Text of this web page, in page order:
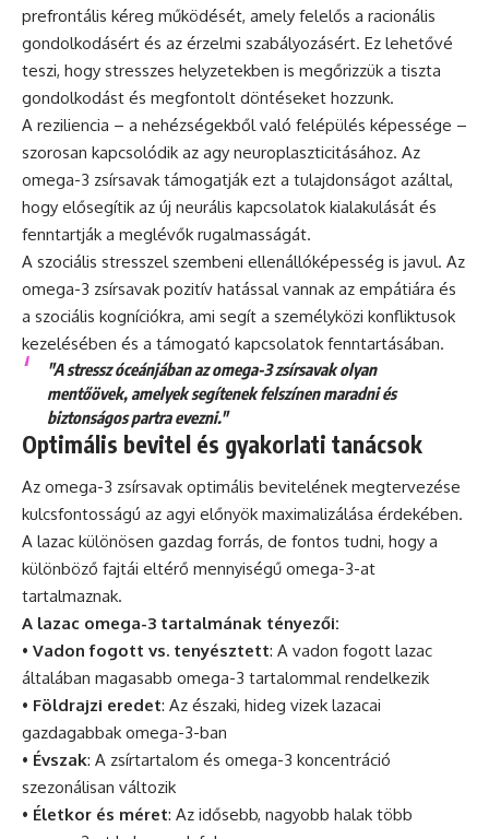
prefrontális kéreg működését, amely felelős a racionális
gondolkodásért és az érzelmi szabályozásért. Ez lehetővé
teszi, hogy stresszes helyzetekben is megőrizzük a tiszta
gondolkodást és megfontolt döntéseket hozzunk.
A reziliencia – a nehézségekből való felépülés képessége –
szorosan kapcsolódik az agy neuroplaszticitásához. Az
omega-3 zsírsavak támogatják ezt a tulajdonságot azáltal,
hogy elősegítik az új neurális kapcsolatok kialakulását és
fenntartják a meglévők rugalmasságát.
A szociális stresszel szembeni ellenállóképesség is javul. Az
omega-3 zsírsavak pozitív hatással vannak az empátiára és
a szociális kogníciókra, ami segít a személyközi konfliktusok
kezelésében és a támogató kapcsolatok fenntartásában.
"A stressz óceánjában az omega-3 zsírsavak olyan
mentőövek, amelyek segítenek felszínen maradni és
biztonságos partra evezni."
Optimális bevitel és gyakorlati tanácsok
Az omega-3 zsírsavak optimális bevitelének megtervezése
kulcsfontosságú az agyi előnyök maximalizálása érdekében.
A lazac különösen gazdag forrás, de fontos tudni, hogy a
különböző fajtái eltérő mennyiségű omega-3-at
tartalmaznak.
A lazac omega-3 tartalmának tényezői:
• Vadon fogott vs. tenyésztett: A vadon fogott lazac
általában magasabb omega-3 tartalommal rendelkezik
• Földrajzi eredet: Az északi, hideg vizek lazacai
gazdagabbak omega-3-ban
• Évszak: A zsírtartalom és omega-3 koncentráció
szezonálisan változik
• Életkor és méret: Az idősebb, nagyobb halak több